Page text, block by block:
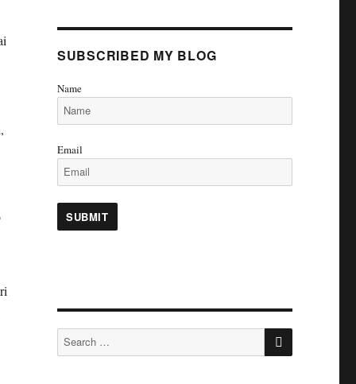
SUBSCRIBED MY BLOG
Name
Email
Search
for:
SEARCH